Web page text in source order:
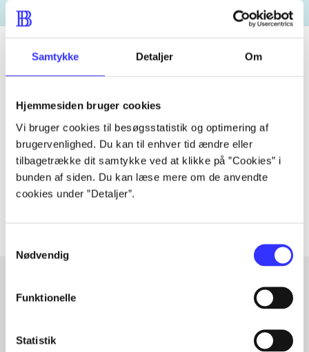
Samtykke Detaljer Om
Hjemmesiden bruger cookies
Vi bruger cookies til besøgsstatistik og optimering af
brugervenlighed. Du kan til enhver tid ændre eller
tilbagetrække dit samtykke ved at klikke på ”Cookies” i
bunden af siden. Du kan læse mere om de anvendte
cookies under ”Detaljer”.
Nødvendig
Funktionelle
Statistik
Artiklen er en del af
lorem ipsum dolor sit amet ...
Artiklerne ihandler ofte om